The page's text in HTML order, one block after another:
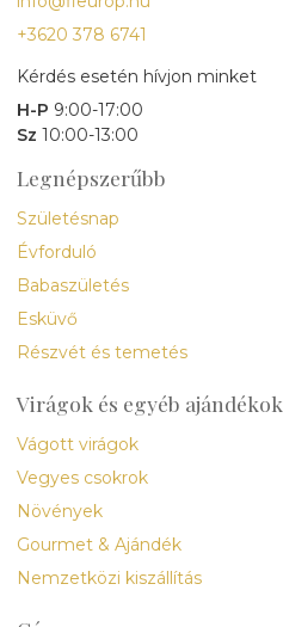
+3620 378 6741
Kérdés esetén hívjon minket
H-P 9:00-17:00
Sz 10:00-13:00
Legnépszerűbb
Születésnap
Évforduló
Babaszületés
Esküvő
Részvét és temetés
Virágok és egyéb ajándékok
Vágott virágok
Vegyes csokrok
Növények
Gourmet & Ajándék
Nemzetközi kiszállítás